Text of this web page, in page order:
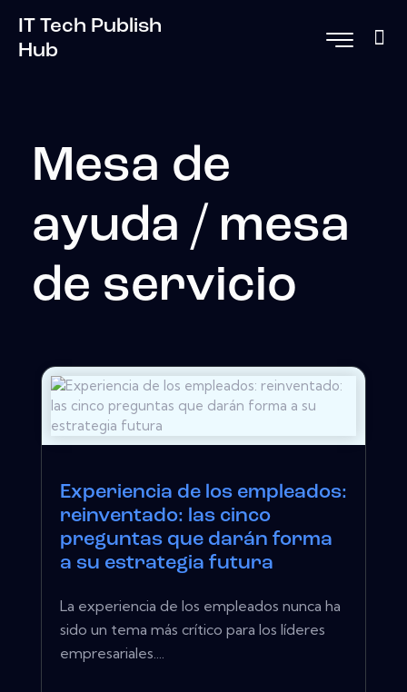
IT Tech Publish
Hub
Mesa de
ayuda / mesa
de servicio
Experiencia de los empleados:
reinventado: las cinco
preguntas que darán forma
a su estrategia futura
La experiencia de los empleados nunca ha
sido un tema más crítico para los líderes
empresariales....